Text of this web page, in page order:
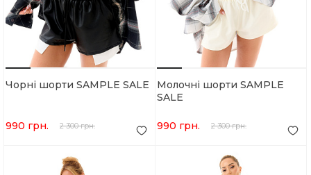
Чорні шорти SAMPLE SALE
990 грн. 2 300 грн.
Молочні шорти SAMPLE
SALE
990 грн. 2 300 грн.